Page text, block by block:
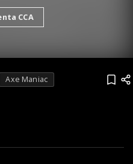
CCA
Axe Maniac